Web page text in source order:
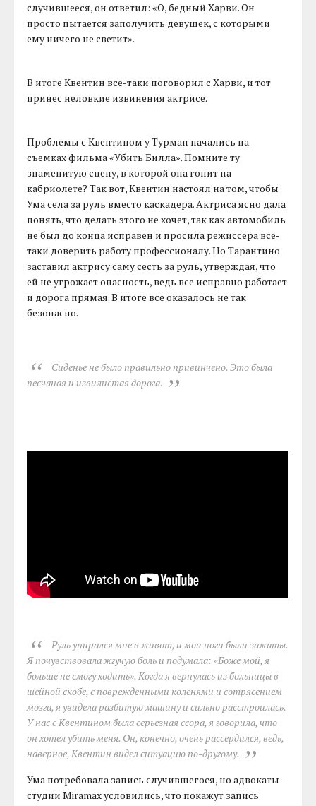
случившееся, он ответил: «О, бедный Харви. Он
просто пытается заполучить девушек, с которыми
ему ничего не светит».
В итоге Квентин все-таки поговорил с Харви, и тот
принес неловкие извинения актрисе.
Проблемы с Квентином у Турман начались на
съемках фильма «Убить Билла». Помните ту
знаменитую сцену, в которой она гонит на
кабриолете? Так вот, Квентин настоял на том, чтобы
Ума села за руль вместо каскадера. Актриса ясно дала
понять, что делать этого не хочет, так как автомобиль
не был до конца исправен и просила режиссера все-
таки доверить работу профессионалу. Но Тарантино
заставил актрису саму сесть за руль, утверждая, что
ей не угрожает опасность, ведь все исправно работает
и дорога прямая. В итоге все оказалось не так
безопасно.
Сиденье не было правильно привинчено. Это была
песчаная и извилистая дорога.
Руль упирался мне в живот, и мои ноги были зажаты.
Я почувствовала жгучую боль и подумала: «Боже мой, я
больше не смогу ходить». Когда я вернулась из больницы в
шейной скобе, с поврежденными коленями и сотрясением
мозга, я увидела разбитую машину и сильно расстроилась.
У нас с Квентином была серьезная ссора, я говорила, что
он хотел убить меня. Он, конечно, очень рассердился, ведь,
наверное, Квентин видел ситуацию по-другому.
Ума потребовала запись случившегося, но адвокаты
студии Miramax условились, что покажут запись